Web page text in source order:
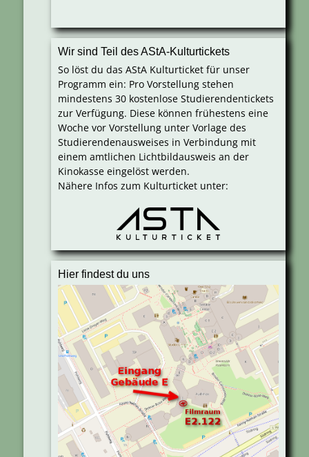
Wir sind Teil des AStA-Kulturtickets
So löst du das AStA Kulturticket für unser
Programm ein: Pro Vorstellung stehen
mindestens 30 kostenlose Studierendentickets
zur Verfügung. Diese können frühestens eine
Woche vor Vorstellung unter Vorlage des
Studierendenausweises in Verbindung mit
einem amtlichen Lichtbildausweis an der
Kinokasse eingelöst werden.
Nähere Infos zum Kulturticket unter:
Hier findest du uns